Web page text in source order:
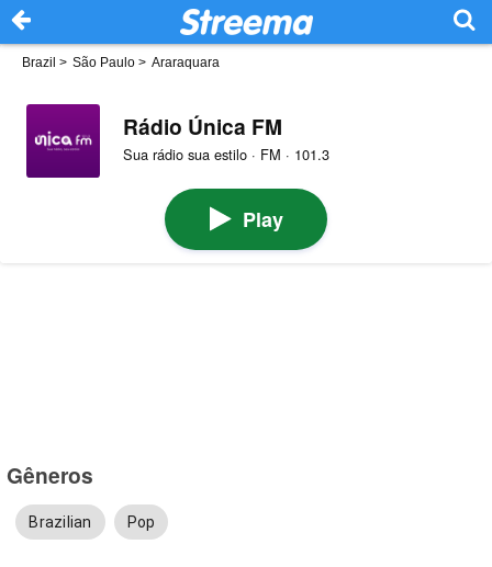
Brazil > São Paulo > Araraquara
Rádio Única FM
Sua rádio sua estilo · FM · 101.3
Play
Gêneros
Brazilian Pop